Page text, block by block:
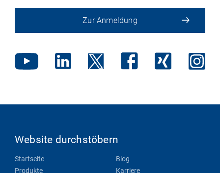
Zur Anmeldung
Website durchstöbern
Startseite
Produkte
Blog
Karriere